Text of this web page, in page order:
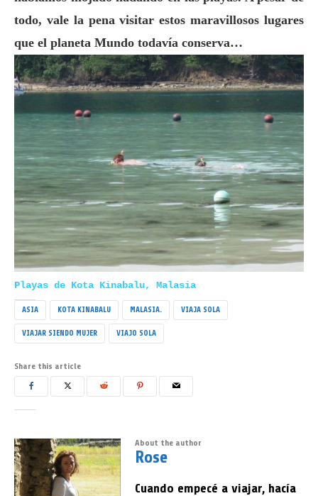
todo, vale la pena visitar estos maravillosos lugares
que el planeta Mundo todavía conserva…
Playas de Kota Kinabalu, Malasia
ASIA KOTA KINABALU MALASIA. VIAJA SOLA
VIAJAR SIENDO MUJER VIAJO SOLA
Share this article
About the author
Rose
Cuando empecé a viajar, hacía